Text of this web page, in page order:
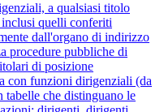
a qualsiasi titolo
quelli conferiti
dall'organo di indirizzo
procedure pubbliche di
di posizione
con funzioni dirigenziali (da
tabelle che distinguano le